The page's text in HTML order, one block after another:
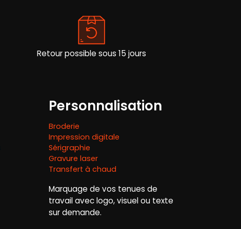
choisies
page
Retour possible sous 15 jours
Personnalisation
Broderie
Impression digitale
Sérigraphie
Gravure laser
Transfert à chaud
Marquage de vos tenues de
travail avec logo, visuel ou texte
sur demande.